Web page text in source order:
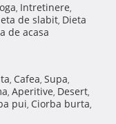
, Intretinere,
de slabit, Dieta
de acasa
, Cafea, Supa,
, Aperitive, Desert,
pui, Ciorba burta,